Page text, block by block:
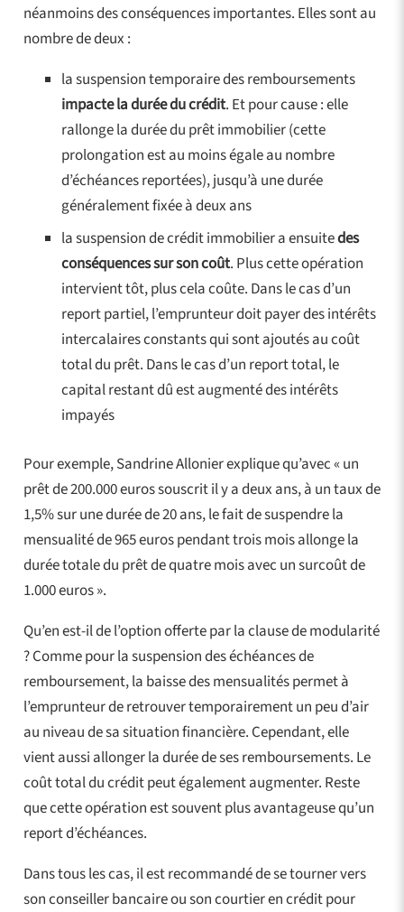
néanmoins des conséquences importantes. Elles sont au
nombre de deux :
la suspension temporaire des remboursements
impacte la durée du crédit. Et pour cause : elle
rallonge la durée du prêt immobilier (cette
prolongation est au moins égale au nombre
d’échéances reportées), jusqu’à une durée
généralement fixée à deux ans
la suspension de crédit immobilier a ensuitedes
conséquences sur son coût. Plus cette opération
intervient tôt, plus cela coûte. Dans le cas d’un
report partiel, l’emprunteur doit payer des intérêts
intercalaires constants qui sont ajoutés au coût
total du prêt. Dans le cas d’un report total, le
capital restant dû est augmenté des intérêts
impayés
Pour exemple, Sandrine Allonier explique qu’avec « un
prêt de 200.000 euros souscrit il y a deux ans, à un taux de
1,5% sur une durée de 20 ans, le fait de suspendre la
mensualité de 965 euros pendant trois mois allonge la
durée totale du prêt de quatre mois avec un surcoût de
1.000 euros ».
Qu’en est-il de l’option offerte par la clause de modularité
? Comme pour la suspension des échéances de
remboursement, la baisse des mensualités permet à
l’emprunteur de retrouver temporairement un peu d’air
au niveau de sa situation financière. Cependant, elle
vient aussi allonger la durée de ses remboursements. Le
coût total du crédit peut également augmenter. Reste
que cette opération est souvent plus avantageuse qu’un
report d’échéances.
Dans tous les cas, il est recommandé de se tourner vers
son conseiller bancaire ou son courtier en crédit pour